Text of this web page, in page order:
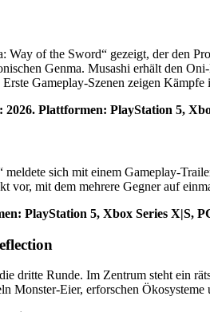
Way of the Sword“ gezeigt, der den
Genma. Musashi erhält den
Gameplay-Szenen zeigen
Plattformen: PlayStation 5,
sich mit einem Gameplay-
vor, mit dem mehrere Gegner auf
PlayStation 5, Xbox Series X|S,
dritte Runde. Im Zentrum steht ein
Monster-Eier, erforschen